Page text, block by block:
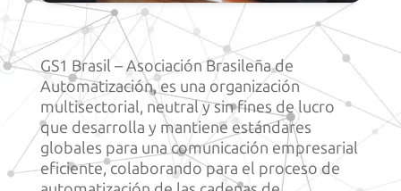
GS1 Brasil – Asociación Brasileña de
Automatización, es una organización
multisectorial, neutral y sin fines de lucro
que desarrolla y mantiene estándares
globales para una comunicación empresarial
eficiente, colaborando para el proceso de